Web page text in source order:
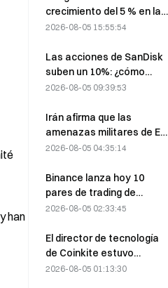
han
crecimiento del 5 % en las
ventas, impulsado por el
Mundo durante junio y
julio.
2026-08-05 15:55:54
Las acciones de SanDisk
suben un 10%: ¿cómo
está iniciando HBF un
almacenamiento para la
IA y pueden los
resultados financieros
crecimiento?
2026-08-05 09:39:53
Irán afirma que las
amenazas militares de EE.
UU. retrasan el acuerdo
sobre el estrecho de
Ormuz
2026-08-05 04:35:14
Binance lanza hoy 10
pares de trading de
bStocks a las 20:00
de maker
2026-08-05 02:33:45
El director de tecnología
de Coinkite estuvo
implicado en el incidente
2026-08-05 01:13:30